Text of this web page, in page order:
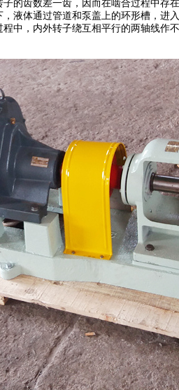
的齿数差一齿，因而在啮合过程中
液体通过管道和泵盖上的环形槽，
中，内外转子绕互相平行的两轴线